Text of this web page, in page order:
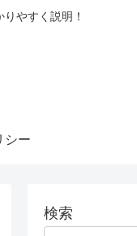
やすく説明！
シー
検索